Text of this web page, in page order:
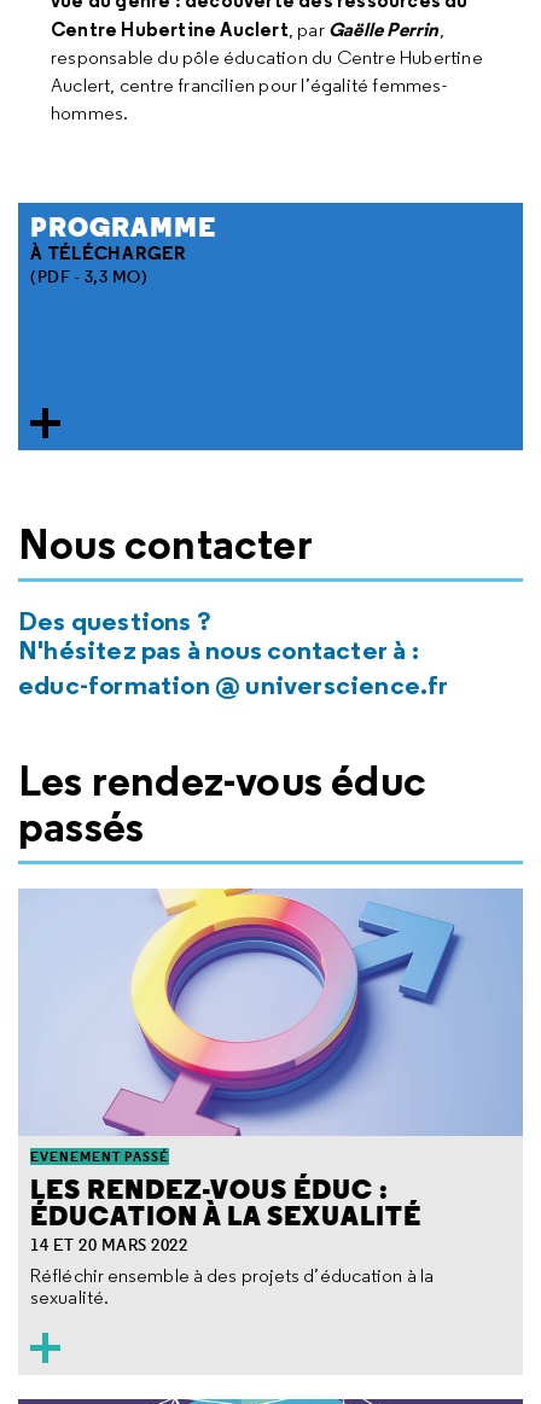
Centre Hubertine Auclert, par Gaëlle Perrin,
responsable du pôle éducation du Centre Hubertine
Auclert, centre francilien pour l’égalité femmes-
hommes.
PROGRAMME
À TÉLÉCHARGER
(PDF - 3,3 MO)
Nous contacter
Des questions ?
N'hésitez pas à nous contacter à :
educ-formation @ universcience.fr
Les rendez-vous éduc
passés
LES RENDEZ-VOUS ÉDUC :
ÉDUCATION À LA SEXUALITÉ
EVENEMENT PASSÉ
14 ET 20 MARS 2022
Réfléchir ensemble à des projets d’éducation à la
sexualité.